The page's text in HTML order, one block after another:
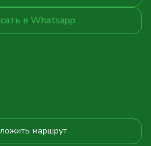
в Whatsapp
маршрут